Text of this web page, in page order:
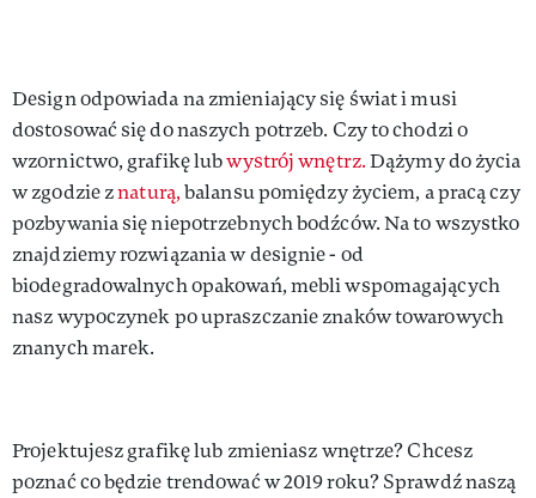
Design odpowiada na zmieniający się świat i musi
dostosować się do naszych potrzeb. Czy to chodzi o
wzornictwo, grafikę lubwystrój wnętrz.Dążymy do życia
w zgodzie znaturą,balansu pomiędzy życiem, a pracą czy
pozbywania się niepotrzebnych bodźców. Na to wszystko
znajdziemy rozwiązania w designie - od
biodegradowalnych opakowań, mebli wspomagających
nasz wypoczynek po upraszczanie znaków towarowych
znanych marek.
Projektujesz grafikę lub zmieniasz wnętrze? Chcesz
poznać co będzie trendować w 2019 roku? Sprawdź naszą